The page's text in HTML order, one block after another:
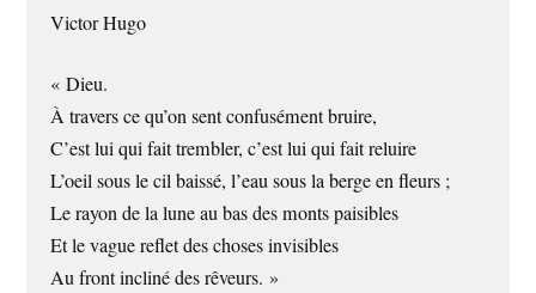
Victor Hugo
« Dieu.
À travers ce qu’on sent confusément bruire,
C’est lui qui fait trembler, c’est lui qui fait reluire
L’oeil sous le cil baissé, l’eau sous la berge en fleurs ;
Le rayon de la lune au bas des monts paisibles
Et le vague reflet des choses invisibles
Au front incliné des rêveurs. »